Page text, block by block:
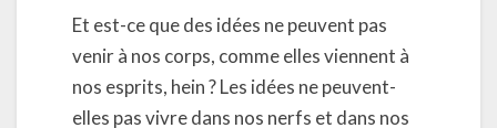
Et est-ce que des idées ne peuvent pas
venir à nos corps, comme elles viennent à
nos esprits, hein ? Les idées ne peuvent-
elles pas vivre dans nos nerfs et dans nos